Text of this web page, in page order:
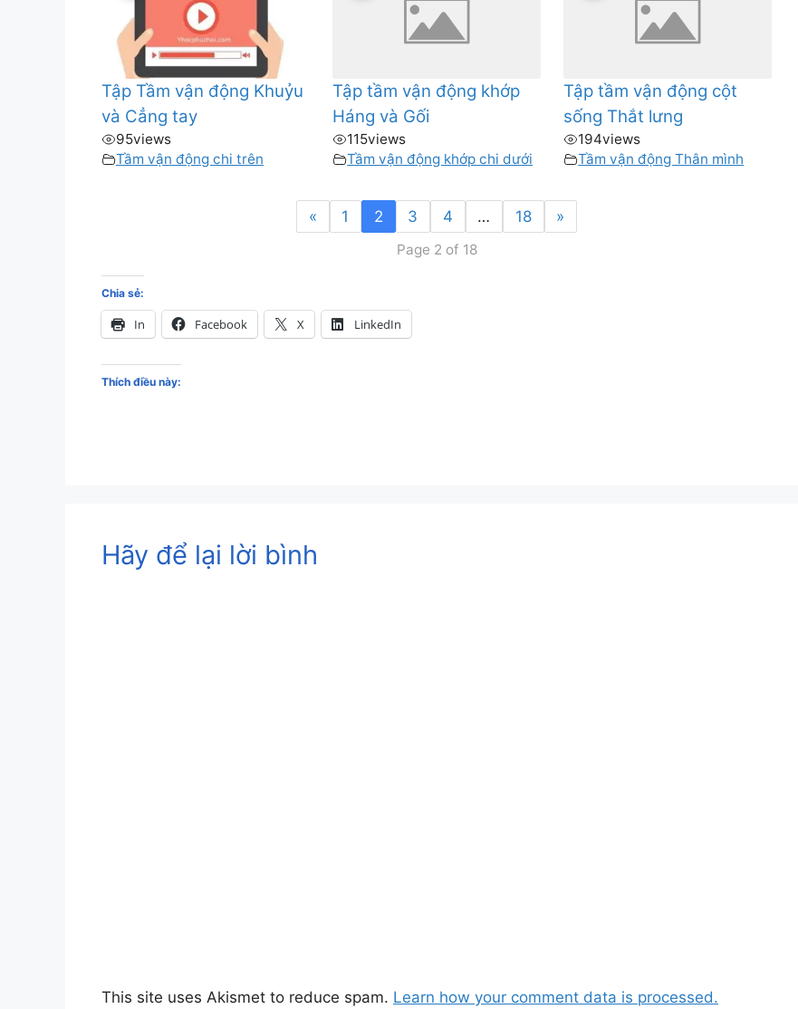
Tập Tầm vận động Khuỷu
và Cẳng tay
95views
Tầm vận động chi trên
Tập tầm vận động khớp
Háng và Gối
115views
Tầm vận động khớp chi dưới
Tập tầm vận động cột
sống Thắt lưng
194views
Tầm vận động Thân mình
« 1 2 3 4 … 18 »
Page 2 of 18
Chia sẻ:
In Facebook X LinkedIn
Thích điều này:
Hãy để lại lời bình
This site uses Akismet to reduce spam. Learn how your comment data is processed.